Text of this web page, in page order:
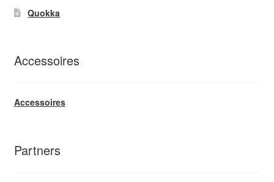
Quokka
Accessoires
Accessoires
Partners